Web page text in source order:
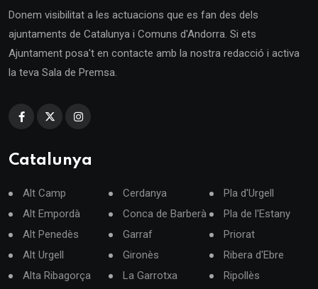
Donem visibilitat a les actuacions que es fan des dels
ajuntaments de Catalunya i Comuns d'Andorra. Si ets
Ajuntament posa't en contacte amb la nostra redacció i activa
la teva Sala de Premsa.
Catalunya
Alt Camp
Alt Empordà
Alt Penedès
Alt Urgell
Alta Ribagorça
Cerdanya
Conca de Barberà
Garraf
Gironès
La Garrotxa
Pla d'Urgell
Pla de l'Estany
Priorat
Ribera d'Ebre
Ripollès